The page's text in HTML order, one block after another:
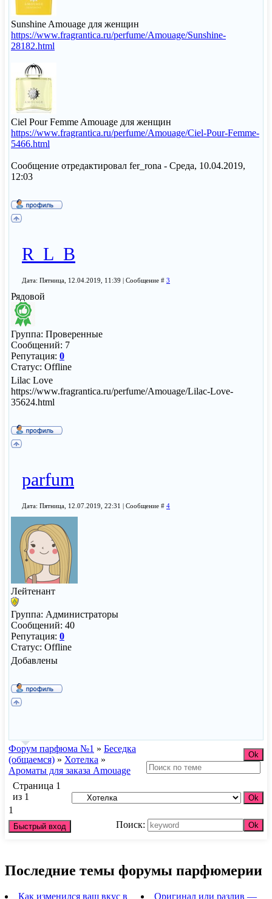
Sunshine Amouage для женщин
https://www.fragrantica.ru/perfume/Amouage/Sunshine-
28182.html
Ciel Pour Femme Amouage для женщин
https://www.fragrantica.ru/perfume/Amouage/Ciel-Pour-Femme-
5466.html
Сообщение отредактировал fer_rona - Среда, 10.04.2019,
12:03
R_L_B
Дата: Пятница, 12.04.2019, 11:39 | Сообщение # 3
Рядовой
Группа: Проверенные
Сообщений: 7
Репутация: 0
Статус: Offline
Lilac Love
https://www.fragrantica.ru/perfume/Amouage/Lilac-Love-
35624.html
parfum
Дата: Пятница, 12.07.2019, 22:31 | Сообщение # 4
Лейтенант
Группа: Администраторы
Сообщений: 40
Репутация: 0
Статус: Offline
Добавлены
Форум парфюма №1 » Беседка
(общаемся) » Хотелка »
Ароматы для заказа Amouage
Страница 1
из 1
1
Поиск:
Последние темы форумы парфюмерии
Как изменился ваш вкус в Оригинал или разлив —